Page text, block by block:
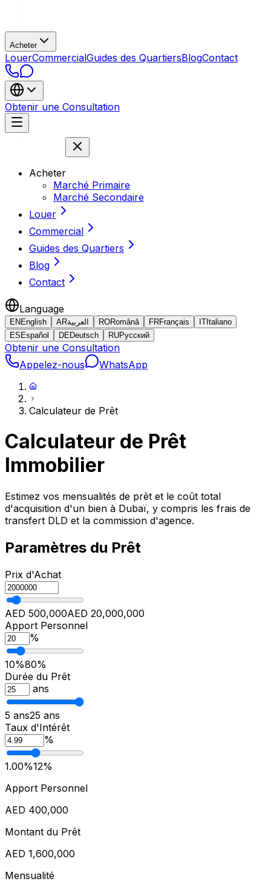
Acheter
LouerCommercialGuides des QuartiersBlogContact
Obtenir une Consultation
Acheter
Marché Primaire
Marché Secondaire
Louer
Commercial
Guides des Quartiers
Blog
Contact
Language
EN English ARالعربية RORomână FRFrançais IT Italiano
ES Español DEDeutsch RUРусский
Obtenir une Consultation
Appelez-nous
WhatsApp
Calculateur de Prêt
Calculateur de Prêt
Immobilier
Estimez vos mensualités de prêt et le coût total
d'acquisition d'un bien à Dubaï, y compris les frais de
transfert DLD et la commission d'agence.
Paramètres du Prêt
Prix d'Achat
AED 500,000AED 20,000,000
Apport Personnel
%
10%80%
Durée du Prêt
ans
5 ans25 ans
Taux d'Intérêt
%
1.00%12%
Apport Personnel
AED 400,000
Montant du Prêt
AED 1,600,000
Mensualité